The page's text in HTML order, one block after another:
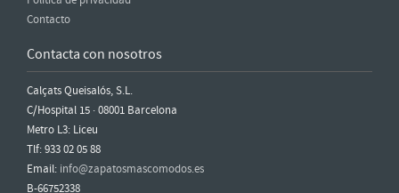
Contacto
Contacta con nosotros
Calçats Queisalós, S.L.
C/Hospital 15 · 08001 Barcelona
Metro L3: Liceu
Tlf: 933 02 05 88
Email: info@zapatosmascomodos.es
B-66752338